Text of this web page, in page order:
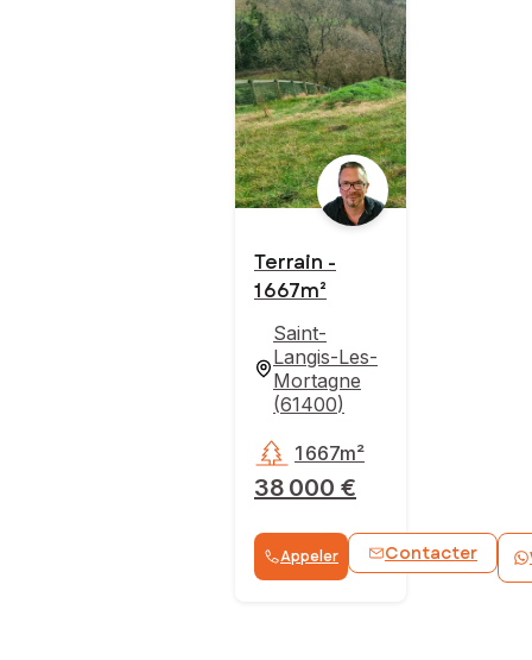
Terrain -
1 667m²
Saint-
Langis-Les-
Mortagne
(61400)
38 000 €
1 667m²
Appeler Contacter